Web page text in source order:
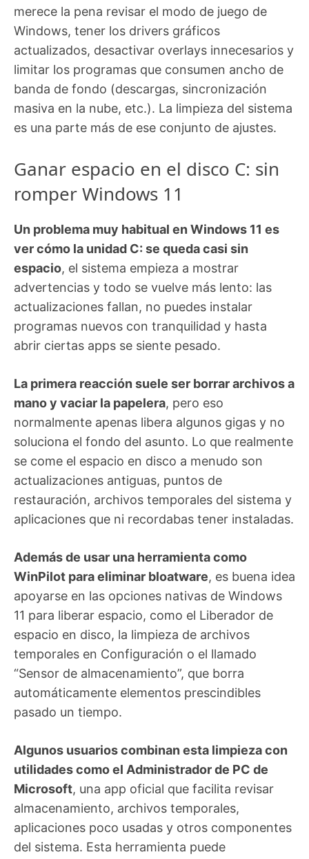
merece la pena revisar el modo de juego de
Windows, tener los drivers gráficos
actualizados, desactivar overlays innecesarios y
limitar los programas que consumen ancho de
banda de fondo (descargas, sincronización
masiva en la nube, etc.). La limpieza del sistema
es una parte más de ese conjunto de ajustes.
Ganar espacio en el disco C: sin
romper Windows 11
Un problema muy habitual en Windows 11 es
ver cómo la unidad C: se queda casi sin
espacio, el sistema empieza a mostrar
advertencias y todo se vuelve más lento: las
actualizaciones fallan, no puedes instalar
programas nuevos con tranquilidad y hasta
abrir ciertas apps se siente pesado.
La primera reacción suele ser borrar archivos a
mano y vaciar la papelera, pero eso
normalmente apenas libera algunos gigas y no
soluciona el fondo del asunto. Lo que realmente
se come el espacio en disco a menudo son
actualizaciones antiguas, puntos de
restauración, archivos temporales del sistema y
aplicaciones que ni recordabas tener instaladas.
Además de usar una herramienta como
WinPilot para eliminar bloatware, es buena idea
apoyarse en las opciones nativas de Windows
11 para liberar espacio, como el Liberador de
espacio en disco, la limpieza de archivos
temporales en Configuración o el llamado
“Sensor de almacenamiento”, que borra
automáticamente elementos prescindibles
pasado un tiempo.
Algunos usuarios combinan esta limpieza con
utilidades como el Administrador de PC de
Microsoft, una app oficial que facilita revisar
almacenamiento, archivos temporales,
aplicaciones poco usadas y otros componentes
del sistema. Esta herramienta puede